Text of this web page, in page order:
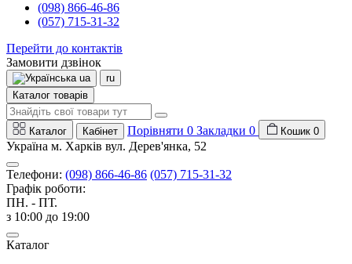
(098) 866-46-86
(057) 715-31-32
Перейти до контактів
Замовити дзвінок
ua
ru
Каталог товарів
Каталог Кабінет Порівняти 0 Закладки 0 Кошик 0
Україна м. Харків вул. Дерев'янка, 52
Телефони: (098) 866-46-86 (057) 715-31-32
Графік роботи:
ПН. - ПТ.
з 10:00 до 19:00
Каталог